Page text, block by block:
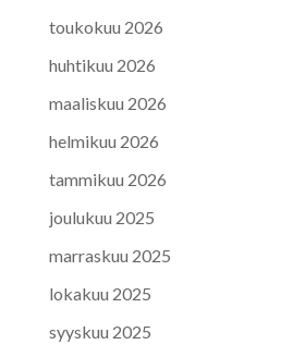
toukokuu 2026
huhtikuu 2026
maaliskuu 2026
helmikuu 2026
tammikuu 2026
joulukuu 2025
marraskuu 2025
lokakuu 2025
syyskuu 2025